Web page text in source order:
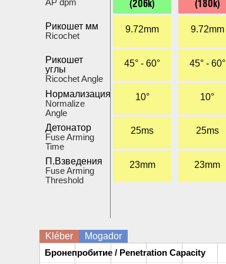
Рикошет мм
Ricochet
Рикошет
углы
Ricochet Angle
Нормализация
Normalize
Angle
Детонатор
Fuse Arming
Time
П.Взведения
Fuse Arming
Threshold
9.72mm
45° - 60°
10°
25ms
23mm
9.72mm
45° - 60°
10°
25ms
23mm
Kléber Mogador
Бронепробитие / Penetration Capacity
Бронепробитие / Penetration Capacity